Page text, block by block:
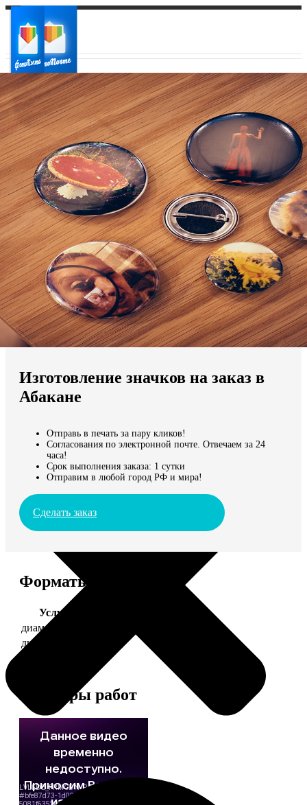
Ваш город:
Ваш регион доставки
Выберите из списка:
Мы доставляем по всему миру
Продолжить без города
Изготовление значков на заказ в
Абакане
Отправь в печать за пару кликов!
Согласования по электронной почте. Отвечаем за 24
часа!
Срок выполнения заказа: 1 сутки
Отправим в любой город РФ и мира!
Сделать заказ
Форматы и цены
Услуга
диаметр 37 мм
диаметр 56 мм
Примеры работ